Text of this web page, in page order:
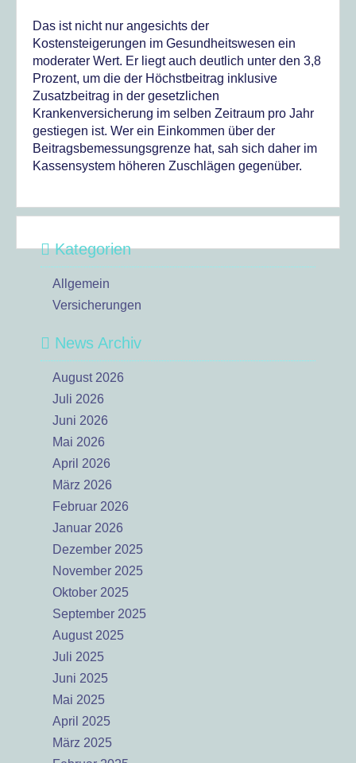
Das ist nicht nur angesichts der
Kostensteigerungen im Gesundheitswesen ein
moderater Wert. Er liegt auch deutlich unter den 3,8
Prozent, um die der Höchstbeitrag inklusive
Zusatzbeitrag in der gesetzlichen
Krankenversicherung im selben Zeitraum pro Jahr
gestiegen ist. Wer ein Einkommen über der
Beitragsbemessungsgrenze hat, sah sich daher im
Kassensystem höheren Zuschlägen gegenüber.
Kategorien
Allgemein
Versicherungen
News Archiv
August 2026
Juli 2026
Juni 2026
Mai 2026
April 2026
März 2026
Februar 2026
Januar 2026
Dezember 2025
November 2025
Oktober 2025
September 2025
August 2025
Juli 2025
Juni 2025
Mai 2025
April 2025
März 2025